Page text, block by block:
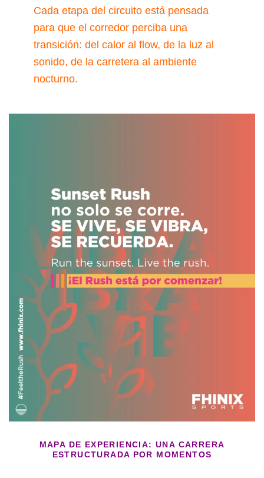
Cada etapa del circuito está pensada
para que el corredor perciba una
transición: del calor al flow, de la luz al
sonido, de la carretera al ambiente
nocturno.
MAPA DE EXPERIENCIA: UNA CARRERA
ESTRUCTURADA POR MOMENTOS